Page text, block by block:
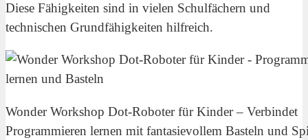
Diese Fähigkeiten sind in vielen Schulfächern und
technischen Grundfähigkeiten hilfreich.
Wonder Workshop Dot-Roboter für Kinder – Verbindet
Programmieren lernen mit fantasievollem Basteln und